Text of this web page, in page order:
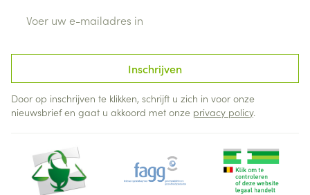
Inschrijven
Door op inschrijven te klikken, schrijft u zich in voor onze
nieuwsbrief en gaat u akkoord met onze privacy policy.